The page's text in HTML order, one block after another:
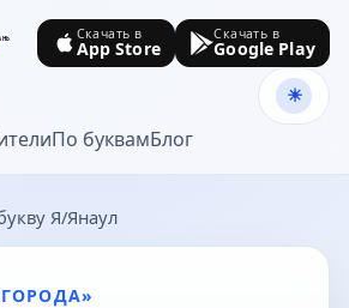
По буквамБлог
Скачать в
App Store
Скачать в
Google Play
Я Янаул